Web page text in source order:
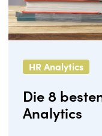
HR Analytics
Die 8
Analytics